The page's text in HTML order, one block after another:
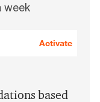
week
Activate
based